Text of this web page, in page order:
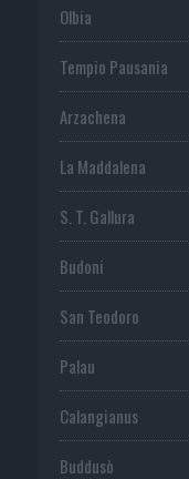
Olbia
Tempio Pausania
Arzachena
La Maddalena
S. T. Gallura
Budoni
San Teodoro
Palau
Calangianus
Buddusò